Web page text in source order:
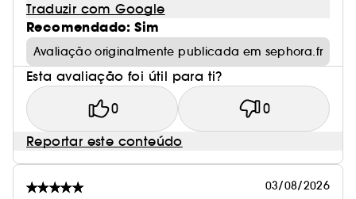
Traduzir com Google
Recomendado: Sim
Avaliação originalmente publicada em sephora.fr
Esta avaliação foi útil para ti?
0 0
Reportar este conteúdo
03/08/2026